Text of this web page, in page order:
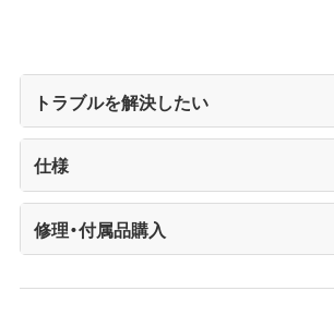
トラブルを解決したい
仕様
修理・付属品購入